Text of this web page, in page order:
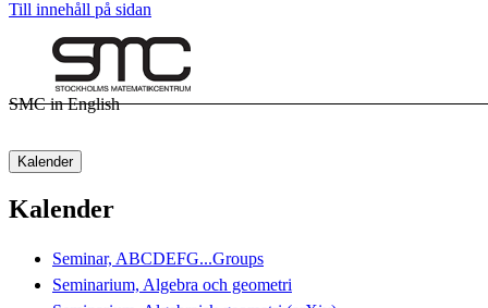
Till innehåll på sidan
SMC in English
Kalender
Kalender
Seminar, ABCDEFG...Groups
Seminarium, Algebra och geometri